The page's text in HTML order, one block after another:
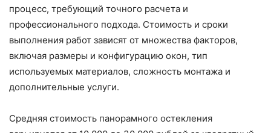
процесс, требующий точного расчета и
профессионального подхода. Стоимость и сроки
выполнения работ зависят от множества факторов,
включая размеры и конфигурацию окон, тип
используемых материалов, сложность монтажа и
дополнительные услуги.
Средняя стоимость панорамного остекления